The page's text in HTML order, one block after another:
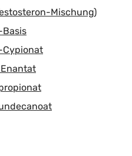
Mischung)
Basis
Cypionat